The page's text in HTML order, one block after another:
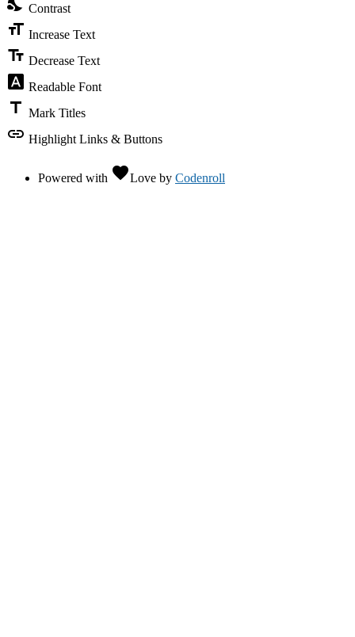
Contrast
format_size Increase Text
text_fields Decrease Text
font_download Readable Font
title Mark Titles
link Highlight Links & Buttons
Powered with favoriteLove by Codenroll